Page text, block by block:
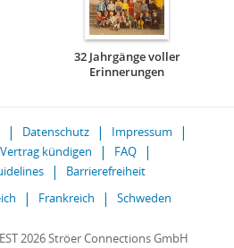
32 Jahrgänge voller
Erinnerungen
Datenschutz
Impressum
Vertrag kündigen
FAQ
Barrierefreiheit
Frankreich Schweden
2026 Ströer Connections GmbH